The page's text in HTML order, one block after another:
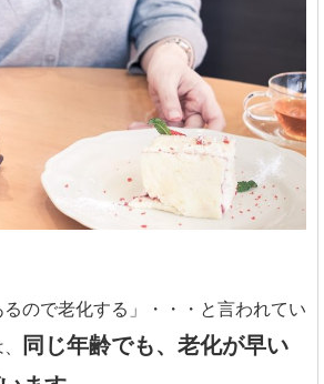
るので老化する」・・・と言われてい
同じ年齢でも、老化が早い